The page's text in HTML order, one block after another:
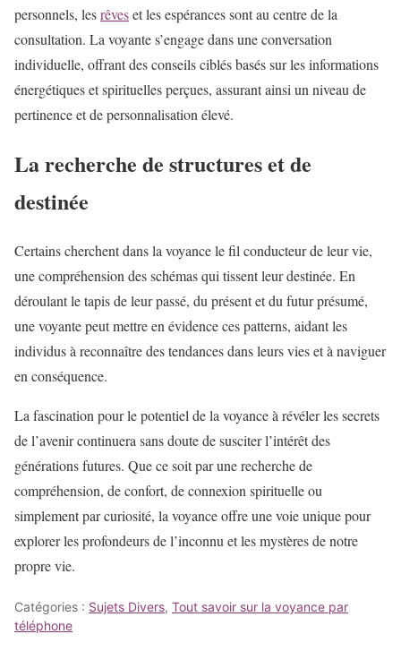
personnels, lesrêveset les espérances sont au centre de la
consultation. La voyante s’engage dans une conversation
individuelle, offrant des conseils ciblés basés sur les informations
énergétiques et spirituelles perçues, assurant ainsi un niveau de
pertinence et de personnalisation élevé.
La recherche de structures et de
destinée
Certains cherchent dans la voyance le fil conducteur de leur vie,
une compréhension des schémas qui tissent leur destinée. En
déroulant le tapis de leur passé, du présent et du futur présumé,
une voyante peut mettre en évidence ces patterns, aidant les
individus à reconnaître des tendances dans leurs vies et à naviguer
en conséquence.
La fascination pour le potentiel de la voyance à révéler les secrets
de l’avenir continuera sans doute de susciter l’intérêt des
générations futures. Que ce soit par une recherche de
compréhension, de confort, de connexion spirituelle ou
simplement par curiosité, la voyance offre une voie unique pour
explorer les profondeurs de l’inconnu et les mystères de notre
propre vie.
Catégories : Sujets Divers, Tout savoir sur la voyance par
téléphone